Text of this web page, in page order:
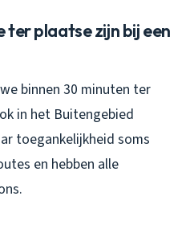
ter plaatse zijn bij een
binnen 30 minuten ter
in het Buitengebied
toegankelijkheid soms
en hebben alle